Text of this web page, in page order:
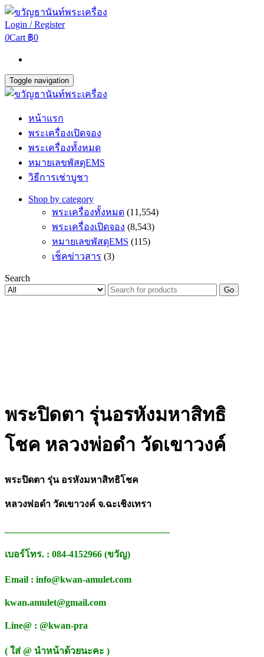
Login / Register
0Cart ฿0
Toggle navigation
หน้าแรก
พระเครื่องเปิดจอง
พระเครื่องทั้งหมด
หมายเลขพัสดุEMS
วิธีการเช่าบูชา
Shop by category
พระเครื่องทั้งหมด (11,554)
พระเครื่องเปิดจอง (8,543)
หมายเลขพัสดุEMS (115)
เช็คข่าวสาร (3)
Search
Go
พระปิดตา รุ่นอรหังมหาสิทธิ
โชค หลวงพ่อดำ วัดเขาวงค์
พระปิดตา รุ่น อรหังมหาสิทธิโชค
หลวงพ่อดำ วัดเขาวงค์ จ.ฉะเชิงเทรา
เบอร์โทร. : 084-4152966 (ขวัญ)
Email : info@kwan-amulet.com
kwan.amulet@gmail.com
Line@ : @kwan-pra
( ใส่ @ นำหน้าด้วยนะคะ )